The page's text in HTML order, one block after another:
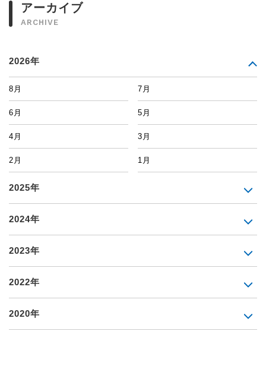
アーカイブ
ARCHIVE
2026年
8月 7月
6月 5月
4月 3月
2月 1月
2025年
2024年
2023年
2022年
2020年